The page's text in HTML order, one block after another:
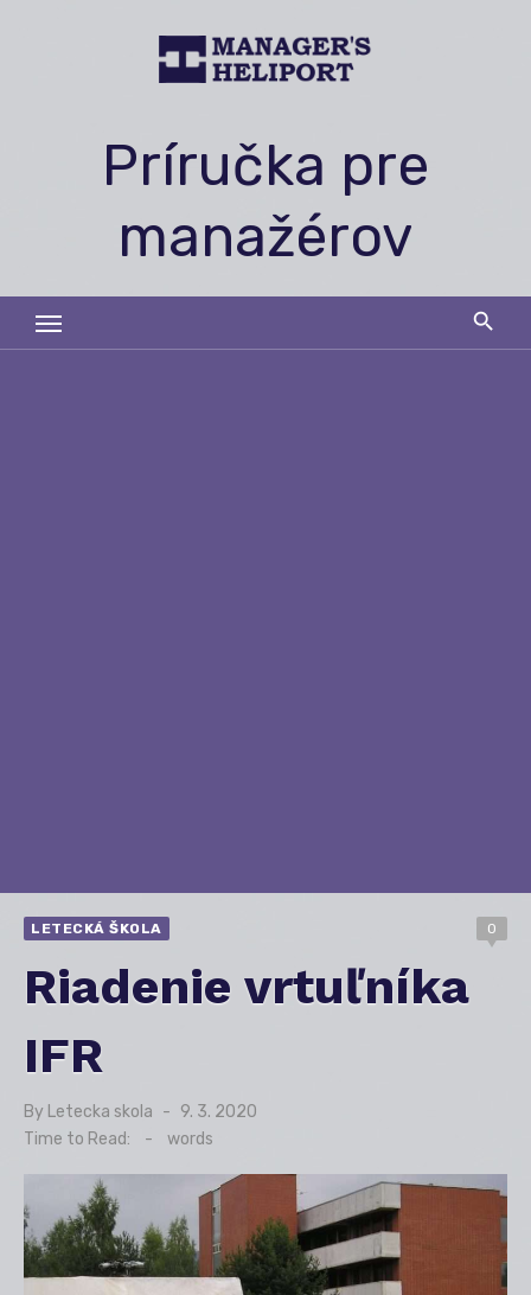
Príručka pre
manažérov
LETECKÁ ŠKOLA 0
Riadenie vrtuľníka
IFR
By Letecka skola
Posted
on
9. 3. 2020
Time to Read:
- words